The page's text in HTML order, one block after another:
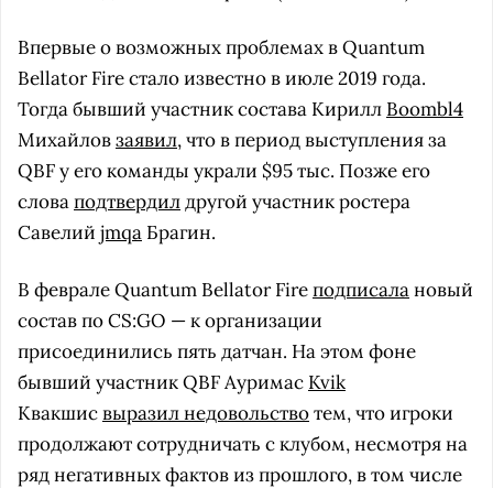
Впервые о возможных проблемах в Quantum
Bellator Fire стало известно в июле 2019 года.
Тогда бывший участник состава Кирилл Boombl4
Михайловзаявил, что в период выступления за
QBF у его команды украли $95 тыс. Позже его
словаподтвердилдругой участник ростера
Савелий jmqa Брагин.
В феврале Quantum Bellator Fireподписалановый
состав по CS:GO — к организации
присоединились пять датчан. На этом фоне
бывший участник QBF Ауримас Kvik
Квакшисвыразил недовольствотем, что игроки
продолжают сотрудничать с клубом, несмотря на
ряд негативных фактов из прошлого, в том числе